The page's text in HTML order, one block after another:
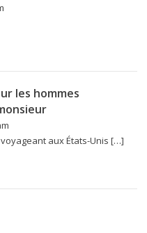
les hommes
aux États-Unis […]